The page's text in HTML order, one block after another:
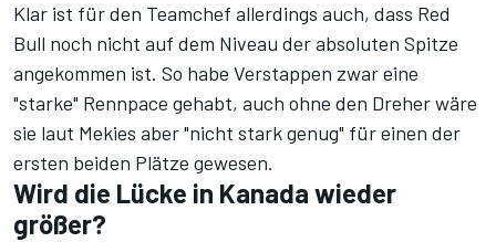
Klar ist für den Teamchef allerdings auch, dass Red
Bull noch nicht auf dem Niveau der absoluten Spitze
angekommen ist. So habe Verstappen zwar eine
"starke" Rennpace gehabt, auch ohne den Dreher wäre
sie laut Mekies aber "nicht stark genug" für einen der
ersten beiden Plätze gewesen.
Wird die Lücke in Kanada wieder
größer?